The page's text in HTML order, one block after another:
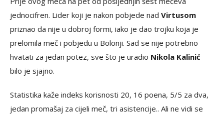
jednocifren. Lider koji je nakon pobjede nad Virtusom
priznao da nije u dobroj formi, iako je dao trojku koja je
prelomila meč i pobjedu u Bolonji. Sad se nije potrebno
hvatati za jedan potez, sve što je uradio Nikola Kalinić
bilo je sjajno.
Statistika kaže indeks korisnosti 20, 16 poena, 5/5 za dva,
jedan promašaj za cijeli meč, tri asistencije.. Ali ne vidi se